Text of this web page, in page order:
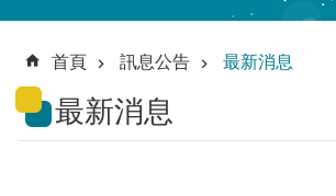
首頁 訊息公告 最新消息
最新消息